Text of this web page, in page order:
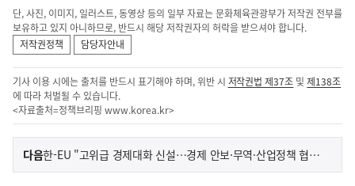
단, 사진, 이미지, 일러스트, 동영상 등의 일부 자료는 문화체육관광부가 저작권 전부를
보유하고 있지 아니하므로, 반드시 해당 저작권자의 허락을 받으셔야 합니다.
저작권정책
담당자안내
기사 이용 시에는 출처를 반드시 표기해야 하며, 위반 시 저작권법 제37조 및제138조
에 따라 처벌될 수 있습니다.
<자료출처=정책브리핑 www.korea.kr>
이
전
다음기
한-EU "고위급 경제대화 신설…경제 안보·무역·산업정책 협력 심화"